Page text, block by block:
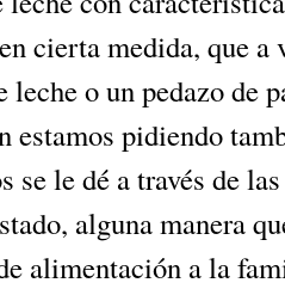
cierta medida, que a
leche o un pedazo de
estamos pidiendo
se le dé a través de
alguna manera
alimentación a la